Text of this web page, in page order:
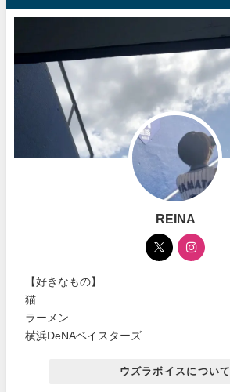
REINA
【好きなもの】
猫
ラーメン
横浜DeNAベイスターズ
ウズラボイスについて